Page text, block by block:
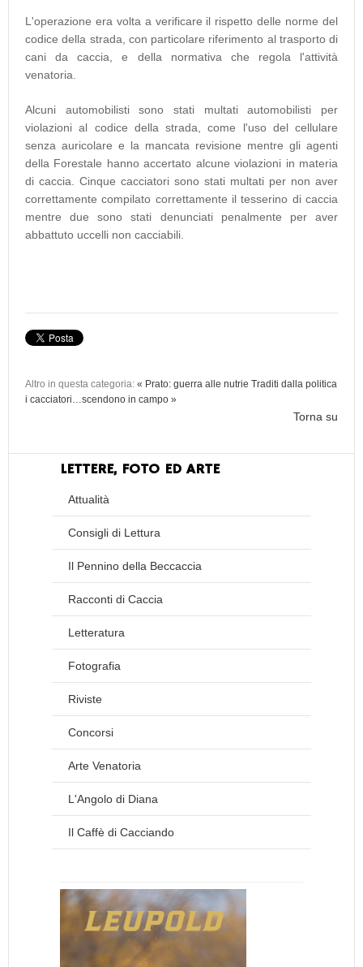
L'operazione era volta a verificare il rispetto delle norme del
codice della strada, con particolare riferimento al trasporto di
cani da caccia, e della normativa che regola l'attività
venatoria.
Alcuni automobilisti sono stati multati automobilisti per
violazioni al codice della strada, come l'uso del cellulare
senza auricolare e la mancata revisione mentre gli agenti
della Forestale hanno accertato alcune violazioni in materia
di caccia. Cinque cacciatori sono stati multati per non aver
correttamente compilato correttamente il tesserino di caccia
mentre due sono stati denunciati penalmente per aver
abbattuto uccelli non cacciabili.
Altro in questa categoria: « Prato: guerra alle nutrie Traditi dalla politica
i cacciatori…scendono in campo »
Torna su
LETTERE, FOTO ED ARTE
Attualità
Consigli di Lettura
Il Pennino della Beccaccia
Racconti di Caccia
Letteratura
Fotografia
Riviste
Concorsi
Arte Venatoria
L'Angolo di Diana
Il Caffè di Cacciando